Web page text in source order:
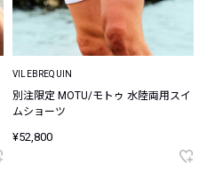
VILEBREQUIN
別注限定 MOTU/モトゥ 水陸両用スイ
ムショーツ
¥52,800